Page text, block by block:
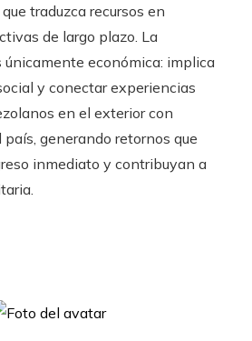
traduzca recursos en
de largo plazo. La
únicamente económica: implica
y conectar experiencias
en el exterior con
generando retornos que
inmediato y contribuyan a